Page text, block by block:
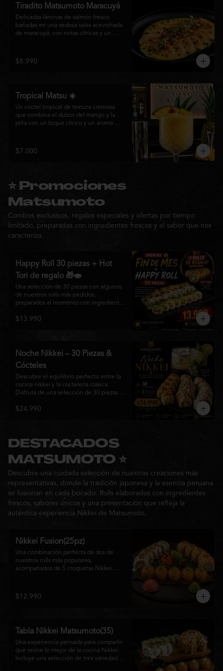
Tiradito Matsumoto Maracuyá
Delicadas láminas de salmón fresco
bañadas en una sedosa salsa acevichada
de maracuyá, con notas cítricas y un
de ají rojo, aceite de cilantro, brotes
frescos y pimienta recién molida. Un
$8.990
Tropical Matsu ☀️
Un cóctel tropical de textura cremosa
que combina el dulzor del mango y la
piña con un toque cítrico y un aroma
nikkei de Matsumoto.
$7.000
⭐ Promociones
Matsumoto
Combos exclusivos, regalos especiales y ofertas por tiempo
limitado, preparadas con ingredientes frescos y el sabor que nos
caracteriza.
Happy Roll 30 piezas + Hot
Tori de regalo 🎁🍣
Una selección de 30 piezas con algunos
de nuestros rolls más pedidos,
preparados al momento con ingredientes
Matsumoto Nikkei. Una promoción
Incluye un Hot Tori de regalo (10 piezas):
crema y cebollín, frito en panko hasta
obtener un dorado perfecto y una
textura irresistible.
$13.990
Noche Nikkei – 30 Piezas &
Cócteles
Descubre el equilibrio perfecto entre la
cocina nikkei y la coctelería clásica.
Disfruta de una selección de 30 piezas
frescos, acompañadas de 2 Pisco Sour o
a Matsumoto Nikkei.
Ideal para: una cita, una salida con
amigos o una noche especial llena de
sabor y buena compañía.
$24.990
DESTACADOS
MATSUMOTO ⭐
Descubre una cuidada selección de nuestras creaciones más
representativas, donde la tradición japonesa y la esencia peruana
se fusionan en cada bocado. Rolls elaborados con ingredientes
frescos, sabores únicos y una presentación que refleja la
auténtica experiencia Nikkei de Matsumoto.
Nikkei Fusion(25pz)
Una combinación perfecta de dos de
nuestros rolls más populares,
acompañados de 5 croquetas Nikkei
cremosa salsa de la casa. Una tabla que
reúne diferentes texturas y sabores, ideal
$12.990
Tabla Nikkei Matsumoto(35)
Una experiencia pensada para compartir
que reúne lo mejor de la cocina Nikkei.
Incluye una selección de tres variedades